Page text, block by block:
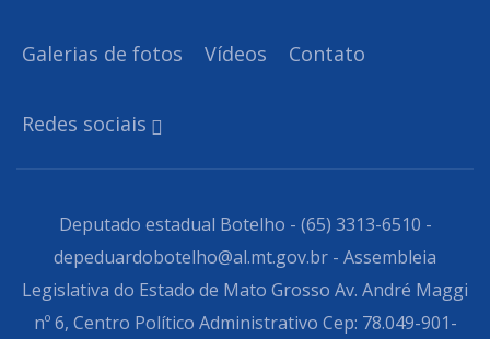
Galerias de fotos Vídeos Contato
Redes sociais
Deputado estadual Botelho - (65) 3313-6510 -
depeduardobotelho@al.mt.gov.br - Assembleia
Legislativa do Estado de Mato Grosso Av. André Maggi
nº 6, Centro Político Administrativo Cep: 78.049-901-